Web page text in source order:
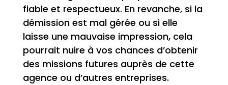
fiable et respectueux. En revanche, si la
démission est mal gérée ou si elle
laisse une mauvaise impression, cela
pourrait nuire à vos chances d’obtenir
des missions futures auprès de cette
agence ou d’autres entreprises.